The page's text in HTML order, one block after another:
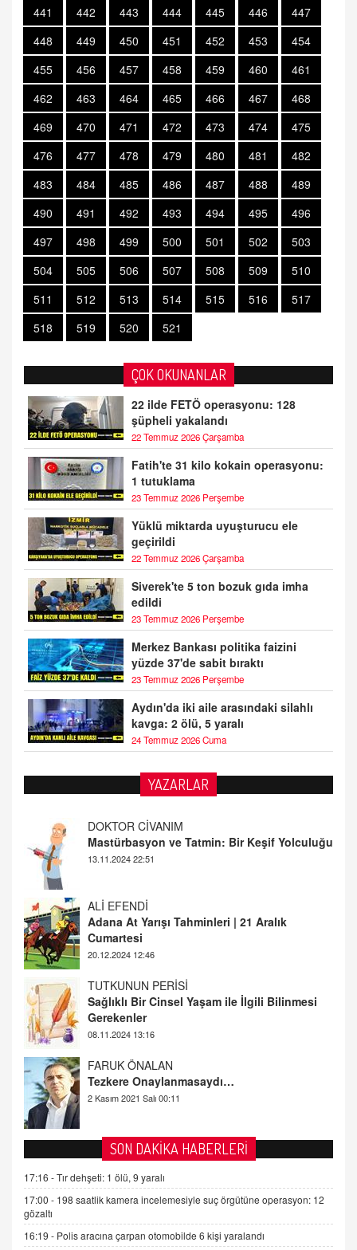
441 442 443 444 445 446
447
448
449 450 451 452 453
454
455
456 457 458 459 460
461
462
463 464 465 466 467
468
469
470 471 472 473 474
475
476
477 478 479 480 481
482
483
484 485 486 487 488
489
490
491 492 493 494 495
496
497
498 499 500 501 502
503
504
505 506 507 508 509
510
511
512 513 514 515 516
517
518
519 520 521
ÇOK OKUNANLAR
22 ilde FETÖ operasyonu: 128
şüpheli yakalandı
22 Temmuz 2026 Çarşamba
Fatih'te 31 kilo kokain operasyonu:
1 tutuklama
23 Temmuz 2026 Perşembe
Yüklü miktarda uyuşturucu ele
geçirildi
22 Temmuz 2026 Çarşamba
Siverek'te 5 ton bozuk gıda imha
edildi
23 Temmuz 2026 Perşembe
Merkez Bankası politika faizini
yüzde 37'de sabit bıraktı
23 Temmuz 2026 Perşembe
Aydın'da iki aile arasındaki silahlı
kavga: 2 ölü, 5 yaralı
24 Temmuz 2026 Cuma
YAZARLAR
DOKTOR CİVANIM
Mastürbasyon ve Tatmin: Bir Keşif Yolculuğu
13.11.2024 22:51
ALİ EFENDİ
Adana At Yarışı Tahminleri | 21 Aralık
Cumartesi
20.12.2024 12:46
TUTKUNUN PERİSİ
Sağlıklı Bir Cinsel Yaşam ile İlgili Bilinmesi
Gerekenler
08.11.2024 13:16
FARUK ÖNALAN
Tezkere Onaylanmasaydı…
2 Kasım 2021 Salı 00:11
AV. DOĞAN CAN DOĞAN
Kişisel verilerin korunması ve dijital hukukun
gelişimi
SEHER EREK
Kış Ayları Geldi, Hangi Önlemler Alınmalı?
SON DAKİKA HABERLERİ
17:16 -Tır dehşeti: 1 ölü, 9 yaralı
17:00 - 198 saatlik kamera incelemesiyle suç örgütüne operasyon: 12
gözaltı
16:19 - Polis aracına çarpan otomobilde 6 kişi yaralandı